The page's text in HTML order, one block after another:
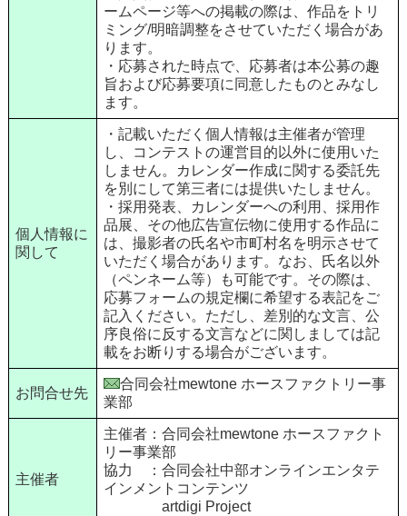
ームページ等への掲載の際は、作品をトリ
ミング/明暗調整をさせていただく場合があ
ります。
・応募された時点で、応募者は本公募の趣
旨および応募要項に同意したものとみなし
ます。
個人情報に
関して
・記載いただく個人情報は主催者が管理
し、コンテストの運営目的以外に使用いた
しません。カレンダー作成に関する委託先
を別にして第三者には提供いたしません。
・採用発表、カレンダーへの利用、採用作
品展、その他広告宣伝物に使用する作品に
は、撮影者の氏名や市町村名を明示させて
いただく場合があります。なお、氏名以外
（ペンネーム等）も可能です。その際は、
応募フォームの規定欄に希望する表記をご
記入ください。ただし、差別的な文言、公
序良俗に反する文言などに関しましては記
載をお断りする場合がございます。
お問合せ先
合同会社mewtone ホースファクトリー事
業部
主催者
主催者：合同会社mewtone ホースファクト
リー事業部
協力 ：合同会社中部オンラインエンタテ
インメントコンテンツ
artdigi Project